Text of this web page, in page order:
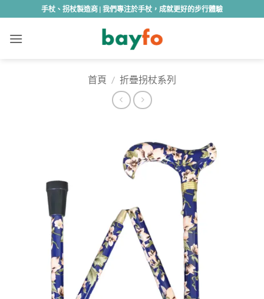
to
content
手杖、拐杖製造商 | 我們專注於手杖，成就更好的步行體驗
首頁 / 折疊拐杖系列